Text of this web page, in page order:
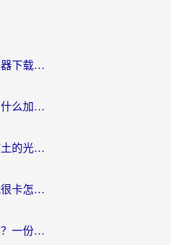
海外崩坏：星穹铁道加速器下载安装：一份给游子的终极网络指南
境外玩航海王热血航线用什么加速器？2026海外玩家实测最优方案（附欧洲问道堡垒前线加速技巧）
在异国他乡，寻找连接故土的光明大陆免费加速器
在海外玩坦克世界闪击战很卡怎么办？老玩家亲测有效的加速器选择指南
欧洲怎么玩新诛仙不卡顿？一份给海外游子的国服游戏畅玩指南